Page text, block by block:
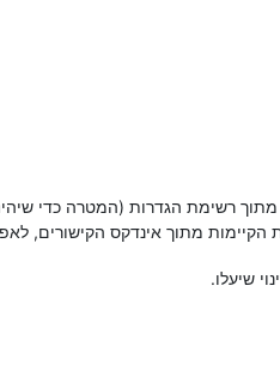
רשימת הגדרות (המטרה כדי
שיעלו.